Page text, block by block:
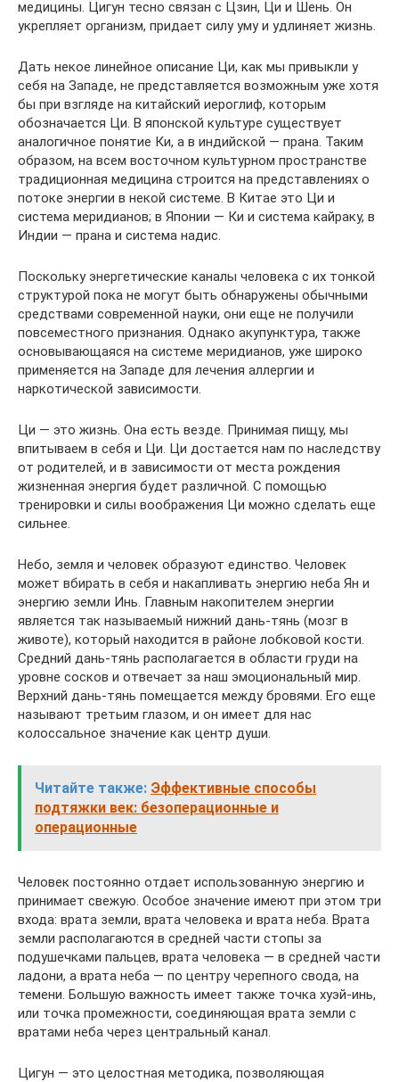
медицины. Цигун тесно связан с Цзин, Ци и Шень. Он
укрепляет организм, придает силу уму и удлиняет жизнь.
Дать некое линейное описание Ци, как мы привыкли у
себя на Западе, не представляется возможным уже хотя
бы при взгляде на китайский иероглиф, которым
обозначается Ци. В японской культуре существует
аналогичное понятие Ки, а в индийской — прана. Таким
образом, на всем восточном культурном пространстве
традиционная медицина строится на представлениях о
потоке энергии в некой системе. В Китае это Ци и
система меридианов; в Японии — Ки и система кайраку, в
Индии — прана и система надис.
Поскольку энергетические каналы человека с их тонкой
структурой пока не могут быть обнаружены обычными
средствами современной науки, они еще не получили
повсеместного признания. Однако акупунктура, также
основывающаяся на системе меридианов, уже широко
применяется на Западе для лечения аллергии и
наркотической зависимости.
Ци — это жизнь. Она есть везде. Принимая пищу, мы
впитываем в себя и Ци. Ци достается нам по наследству
от родителей, и в зависимости от места рождения
жизненная энергия будет различной. С помощью
тренировки и силы воображения Ци можно сделать еще
сильнее.
Небо, земля и человек образуют единство. Человек
может вбирать в себя и накапливать энергию неба Ян и
энергию земли Инь. Главным накопителем энергии
является так называемый нижний дань-тянь (мозг в
животе), который находится в районе лобковой кости.
Средний дань-тянь располагается в области груди на
уровне сосков и отвечает за наш эмоциональный мир.
Верхний дань-тянь помещается между бровями. Его еще
называют третьим глазом, и он имеет для нас
колоссальное значение как центр души.
Читайте также: Эффективные способы
подтяжки век: безоперационные и
операционные
Человек постоянно отдает использованную энергию и
принимает свежую. Особое значение имеют при этом три
входа: врата земли, врата человека и врата неба. Врата
земли располагаются в средней части стопы за
подушечками пальцев, врата человека — в средней части
ладони, а врата неба — по центру черепного свода, на
темени. Большую важность имеет также точка хуэй-инь,
или точка промежности, соединяющая врата земли с
вратами неба через центральный канал.
Цигун — это целостная методика, позволяющая